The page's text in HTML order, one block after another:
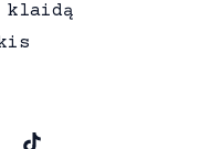
klaidą